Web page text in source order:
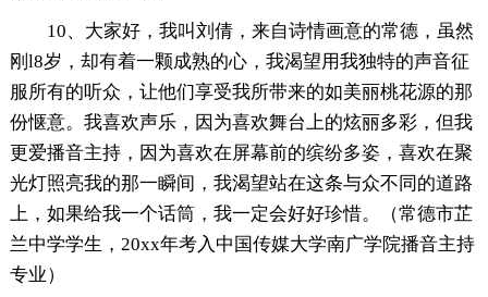
10、大家好，我叫刘倩，来自诗情画意的常德，虽然
刚l8岁，却有着一颗成熟的心，我渴望用我独特的声音征
服所有的听众，让他们享受我所带来的如美丽桃花源的那
份惬意。我喜欢声乐，因为喜欢舞台上的炫丽多彩，但我
更爱播音主持，因为喜欢在屏幕前的缤纷多姿，喜欢在聚
光灯照亮我的那一瞬间，我渴望站在这条与众不同的道路
上，如果给我一个话筒，我一定会好好珍惜。（常德市芷
兰中学学生，20xx年考入中国传媒大学南广学院播音主持
专业）